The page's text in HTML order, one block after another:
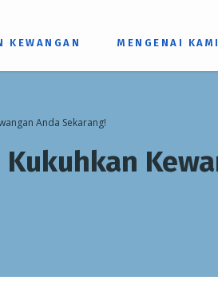
KEWANGAN MENGENAI KAMI
Anda Sekarang!